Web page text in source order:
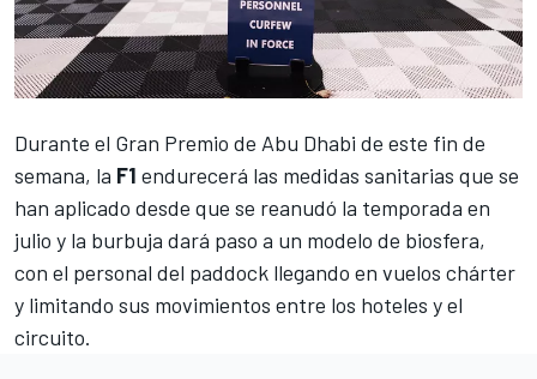
Durante el Gran Premio de Abu Dhabi de este fin de
semana, la F1 endurecerá las medidas sanitarias que se
han aplicado desde que se reanudó la temporada en
julio y la burbuja dará paso a un modelo de biosfera,
con el personal del paddock llegando en vuelos chárter
y limitando sus movimientos entre los hoteles y el
circuito.